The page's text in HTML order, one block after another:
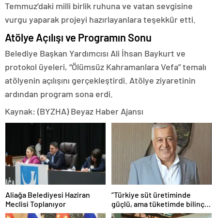
Temmuz’daki milli birlik ruhuna ve vatan sevgisine
vurgu yaparak projeyi hazırlayanlara teşekkür etti.
Atölye Açılışı ve Programın Sonu
Belediye Başkan Yardımcısı Ali İhsan Baykurt ve
protokol üyeleri, “Ölümsüz Kahramanlara Vefa” temalı
atölyenin açılışını gerçekleştirdi. Atölye ziyaretinin
ardından program sona erdi.
Kaynak: (BYZHA) Beyaz Haber Ajansı
Aliağa Belediyesi Haziran
Meclisi Toplanıyor
“Türkiye süt üretiminde
güçlü, ama tüketimde bilinç
şart”